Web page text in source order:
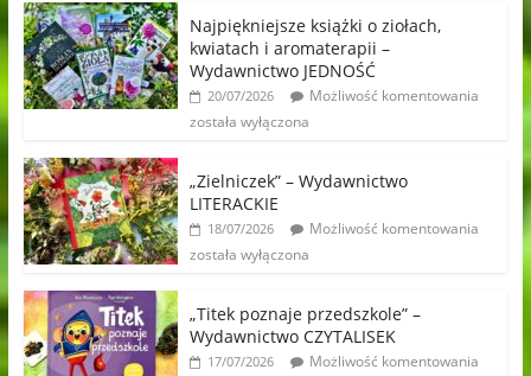
Najpiękniejsze książki o ziołach,
kwiatach i aromaterapii –
Wydawnictwo JEDNOŚĆ
20/07/2026
Możliwość komentowania
została wyłączona
„Zielniczek” – Wydawnictwo
LITERACKIE
18/07/2026
Możliwość komentowania
została wyłączona
„Titek poznaje przedszkole” –
Wydawnictwo CZYTALISEK
17/07/2026
Możliwość komentowania